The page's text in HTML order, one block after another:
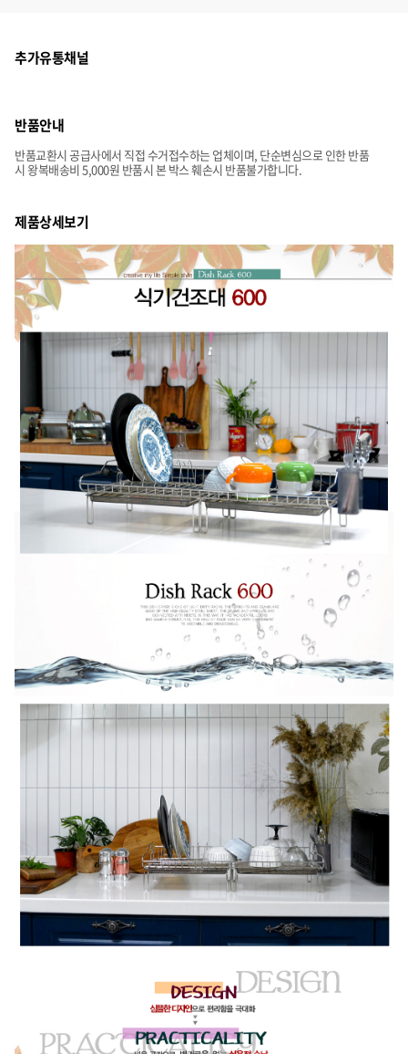
추가유통채널
반품안내
반품교환시 공급사에서 직접 수거접수하는 업체이며, 단순변심으로 인한 반품
시 왕복배송비 5,000원 반품시 본 박스 훼손시 반품불가합니다.
제품상세보기